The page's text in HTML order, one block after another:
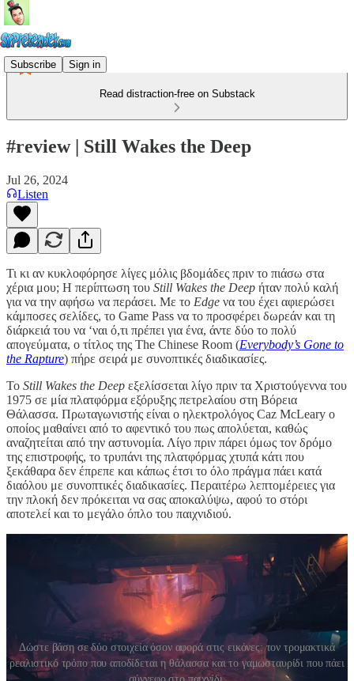
Subscribe Sign in
Read distraction-free on Substack
#review | Still Wakes the Deep
Jul 26, 2024
Listen
Τι κι αν κυκλοφόρησε λίγες μόλις βδομάδες πριν το πιάσω στα
χέρια μου; Η περίπτωση του Still Wakes the Deep ήταν πολύ καλή
για να την αφήσω να περάσει. Με το Edge να του έχει αφιερώσει
κάμποσες σελίδες, το Game Pass να το προσφέρει δωρεάν και τη
διάρκειά του να ‘ναι ό,τι πρέπει για ένα, άντε δύο το πολύ
απογεύματα, ο τίτλος της The Chinese Room (Everybody’s Gone to
the Rapture) πήρε σειρά με συνοπτικές διαδικασίες.
Το Still Wakes the Deep εξελίσσεται λίγο πριν τα Χριστούγεννα του
1975 σε μία πλατφόρμα εξόρυξης πετρελαίου στη Βόρεια
Θάλασσα. Πρωταγωνιστής είναι ο ηλεκτρολόγος Caz McLeary ο
οποίος μαθαίνει από το αφεντικό του πως απολύεται, καθώς
αναζητείται από την αστυνομία. Λίγο πριν πάρει όμως τον δρόμο
της επιστροφής, το τρυπάνι της πλατφόρμας χτυπά κάτι που
ξεκάθαρα δεν έπρεπε και κάπως έτσι το όλο πράγμα πάει κατά
διαόλου με συνοπτικές διαδικασίες. Περαιτέρω λεπτομέρειες για
την πλοκή δεν πρόκειται να σας αποκαλύψω, αφού το στόρι
αποτελεί και το μεγάλο όπλο του παιχνιδιού.
Δώστε βάση σε δύο στοιχεία όσον αφορά στις εικόνες: τον τρομακτικά
ρεαλιστικό τρόπο που αποδίδεται η θάλασσα και το γαμωσταυρίδι που πάει